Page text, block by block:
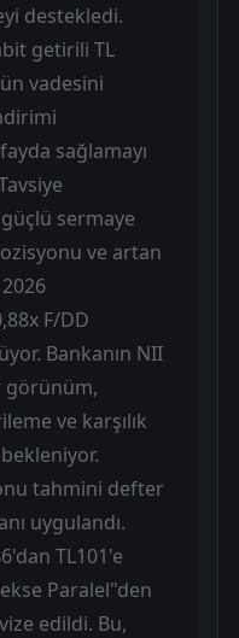
destekledi.
getirili TL
vadesini
sağlamayı
sermaye
ve artan
F/DD
Bankanın NII
görünüm,
ve karşılık
tahmini defter
uygulandı.
TL101'e
Paralel"den
edildi. Bu,